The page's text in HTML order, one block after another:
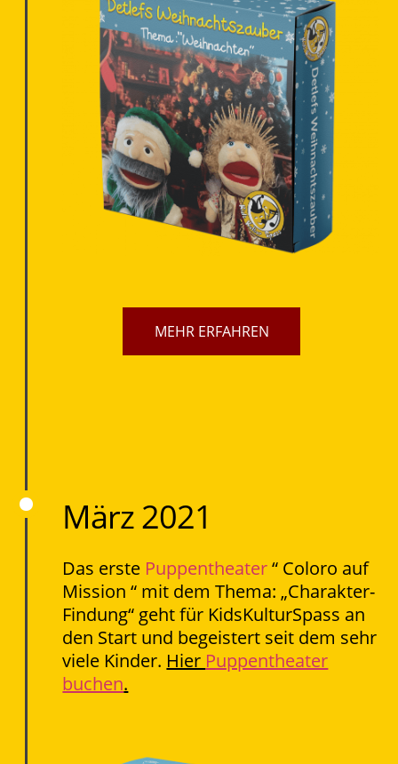
MEHR ERFAHREN
März 2021
Das erste Puppentheater“ Coloro auf
Mission “ mit dem Thema: „Charakter-
Findung“ geht für KidsKulturSpass an
den Start und begeistert seit dem sehr
viele Kinder. Hier Puppentheater
buchen.